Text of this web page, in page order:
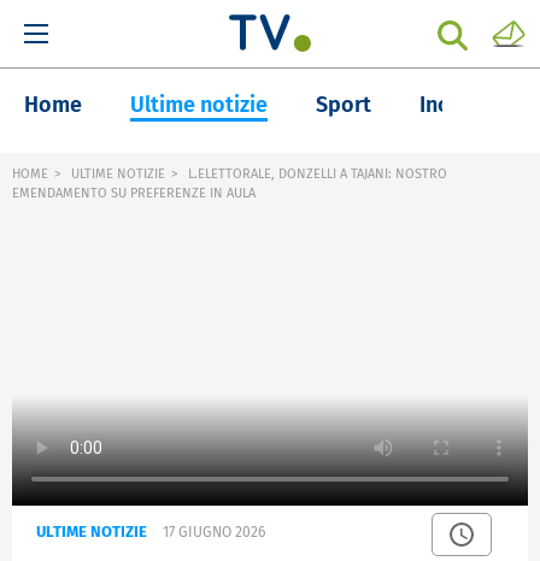
Home Ultime notizie Sport Inchieste
HOME ULTIME NOTIZIE
L.ELETTORALE, DONZELLI A TAJANI: NOSTRO
EMENDAMENTO SU PREFERENZE IN AULA
ULTIME NOTIZIE 17 GIUGNO 2026